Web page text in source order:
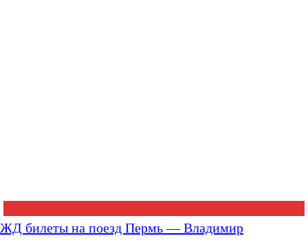
ЖД билеты на поезд Пермь — Владимир